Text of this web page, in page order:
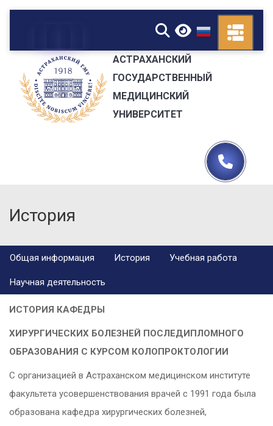
▼
АСТРАХАНСКИЙ
ГОСУДАРСТВЕННЫЙ
МЕДИЦИНСКИЙ
УНИВЕРСИТЕТ
История
Общая информация История Учебная работа
Научная деятельность
ИСТОРИЯ КАФЕДРЫ
ХИРУРГИЧЕСКИХ БОЛЕЗНЕЙ ПОСЛЕДИПЛОМНОГО
ОБРАЗОВАНИЯ С КУРСОМ КОЛОПРОКТОЛОГИИ
С организацией в Астраханском медицинском институте
факультета усовершенствования врачей с 1991 года была
образована кафедра хирургических болезней,